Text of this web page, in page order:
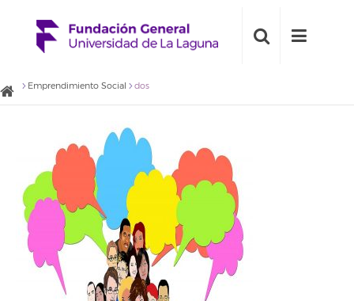
Emprendimiento Social dos